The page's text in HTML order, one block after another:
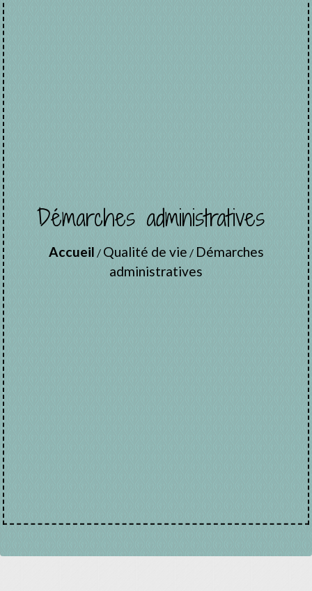
Démarches administratives
Accueil / Qualité de vie / Démarches
administratives